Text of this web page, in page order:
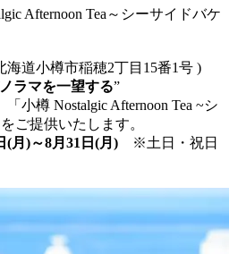
Afternoon Tea～シーサイドバケ
道小樽市稲穂2丁目15番1号 )
ラマを一望する”
小樽 Nostalgic Afternoon Tea ~シ
ご提供いたします。
(月)～8月31日(月) ※土日・祝日